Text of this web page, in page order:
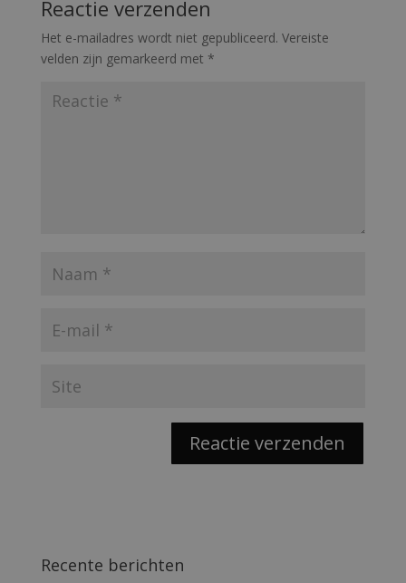
Reactie verzenden
Het e-mailadres wordt niet gepubliceerd. Vereiste
velden zijn gemarkeerd met *
Recente berichten